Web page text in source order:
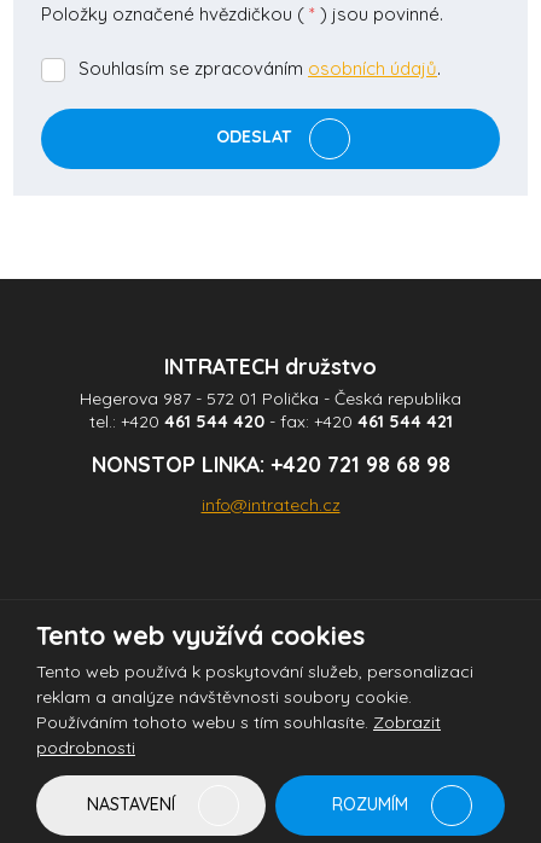
Položky označené hvězdičkou ( * ) jsou povinné.
Souhlasím
zpracováním
osobních
údajů.
Souhlasím se zpracováním osobních údajů.
ODESLAT
odeslat.
INTRATECH družstvo
Hegerova 987 - 572 01 Polička - Česká republika
tel.: +420 461 544 420- fax: +420 461 544 421
NONSTOP LINKA: +420 721 98 68 98
info@intratech.cz
© 2026 INTRATECH družstvo - všechna práva vyhrazena
Tento web je chráněn pomocí Google ReCAPTCHA a platí pro něj
zásady ochrany osobních údajů
společnosti Google.
Vytvořila eBRÁNA
Tento web využívá cookies
Tento web používá k poskytování služeb, personalizaci
reklam a analýze návštěvnosti soubory cookie.
Používáním tohoto webu s tím souhlasíte. Zobrazit
podrobnosti
NASTAVENÍ ROZUMÍM